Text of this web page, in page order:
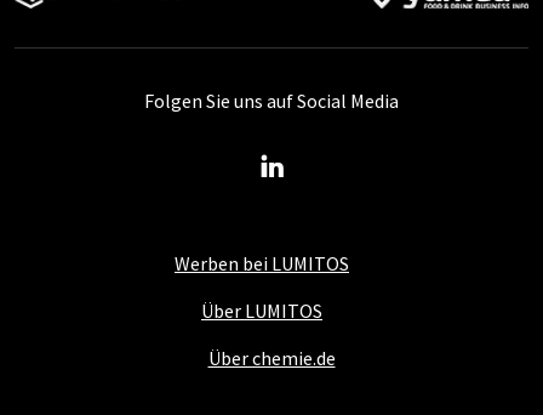
Werben bei LUMITOS
Über LUMITOS
Über chemie.de
Folgen Sie uns auf Social Media